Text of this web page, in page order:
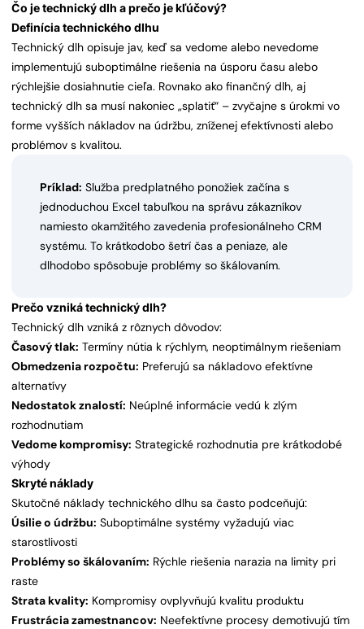
Čo je technický dlh a prečo je kľúčový?
Definícia technického dlhu
Technický dlh opisuje jav, keď sa vedome alebo nevedome
implementujú suboptimálne riešenia na úsporu času alebo
rýchlejšie dosiahnutie cieľa. Rovnako ako finančný dlh, aj
technický dlh sa musí nakoniec „splatiť“ – zvyčajne s úrokmi vo
forme vyšších nákladov na údržbu, zníženej efektívnosti alebo
problémov s kvalitou.
Príklad: Služba predplatného ponožiek začína s
jednoduchou Excel tabuľkou na správu zákazníkov
namiesto okamžitého zavedenia profesionálneho CRM
systému. To krátkodobo šetrí čas a peniaze, ale
dlhodobo spôsobuje problémy so škálovaním.
Prečo vzniká technický dlh?
Technický dlh vzniká z rôznych dôvodov:
Časový tlak: Termíny nútia k rýchlym, neoptimálnym riešeniam
Obmedzenia rozpočtu: Preferujú sa nákladovo efektívne
alternatívy
Nedostatok znalostí: Neúplné informácie vedú k zlým
rozhodnutiam
Vedome kompromisy: Strategické rozhodnutia pre krátkodobé
výhody
Skryté náklady
Skutočné náklady technického dlhu sa často podceňujú:
Úsilie o údržbu: Suboptimálne systémy vyžadujú viac
starostlivosti
Problémy so škálovaním: Rýchle riešenia narazia na limity pri
raste
Strata kvality: Kompromisy ovplyvňujú kvalitu produktu
Frustrácia zamestnancov: Neefektívne procesy demotivujú tím